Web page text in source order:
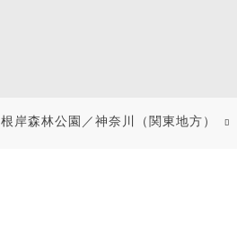
根岸森林公園／神奈川（関東地方）